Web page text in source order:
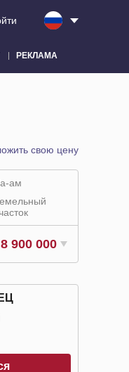
РЕКЛАМА
свою цену
ам
900 000